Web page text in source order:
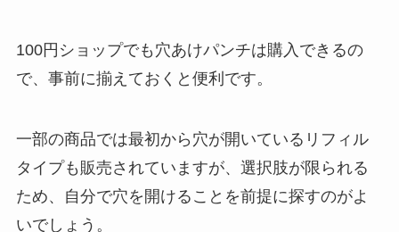
100円ショップでも穴あけパンチは購入できるの
で、事前に揃えておくと便利です。
一部の商品では最初から穴が開いているリフィル
タイプも販売されていますが、選択肢が限られる
ため、自分で穴を開けることを前提に探すのがよ
いでしょう。